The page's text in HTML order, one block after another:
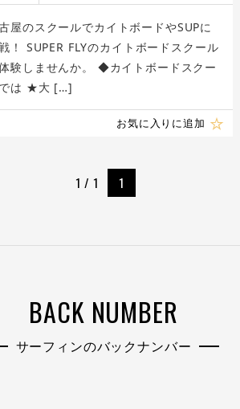
屋のスクールでカイトボードやSUPに
！ SUPER FLYのカイトボードスクール
験しませんか。 ◆カイトボードスクー
は ★大 […]
お気に入りに追加
1 / 1 1
BACK NUMBER
サーフィンのバックナンバー